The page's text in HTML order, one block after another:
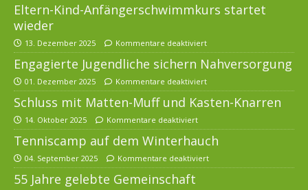
Eltern-Kind-Anfängerschwimmkurs startet
wieder
13. Dezember 2025 Kommentare deaktiviert
Engagierte Jugendliche sichern Nahversorgung
01. Dezember 2025 Kommentare deaktiviert
Schluss mit Matten-Muff und Kasten-Knarren
14. Oktober 2025 Kommentare deaktiviert
Tenniscamp auf dem Winterhauch
04. September 2025 Kommentare deaktiviert
55 Jahre gelebte Gemeinschaft